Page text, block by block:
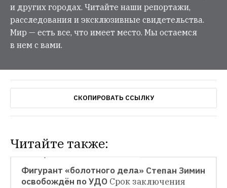
и других городах. Читайте наши репортажи,
расследования и эксклюзивные свидетельства.
Мир — есть все, что имеет место. Мы остаемся
в нем с вами.
СКОПИРОВАТЬ ССЫЛКУ
Читайте также:
СИТУАЦИЯ
Фигурант «болотного дела» Степан Зимин
освобождён по УДО Срок заключения